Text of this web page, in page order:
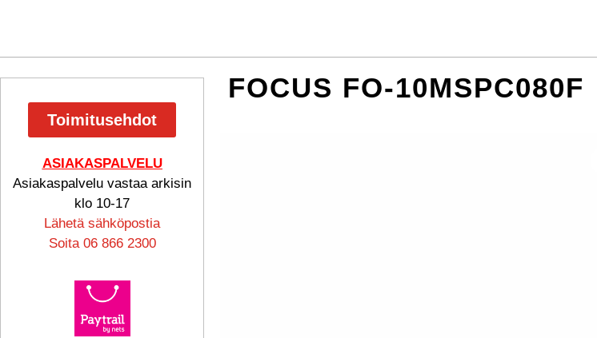
Toimitusehdot
ASIAKASPALVELU
Asiakaspalvelu vastaa arkisin
klo 10-17
Lähetä sähköpostia
Soita 06 866 2300
FOCUS FO-10MSPC080F